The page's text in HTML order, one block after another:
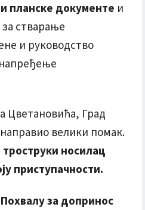
планске документе и
стварање
и руководство
Цветановића, Град
велики помак.
носилац
приступачности.
за допринос